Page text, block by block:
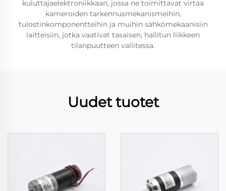
kuluttajaelektroniikkaan, jossa ne toimittavat virtaa
kameroiden tarkennusmekanismeihin,
tulostinkomponentteihin ja muihin sähkömekaanisiin
laitteisiin, jotka vaativat tasaisen, hallitun liikkeen
tilanpuutteen vallitessa.
Uudet tuotet